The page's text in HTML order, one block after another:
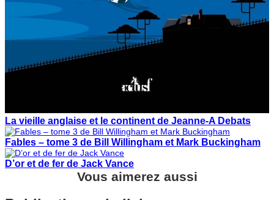
La vieille anglaise et le continent de Jeanne-A Debats
Fables – tome 3 de Bill Willingham et Mark Buckingham
D’or et de fer de Jack Vance
Vous aimerez aussi